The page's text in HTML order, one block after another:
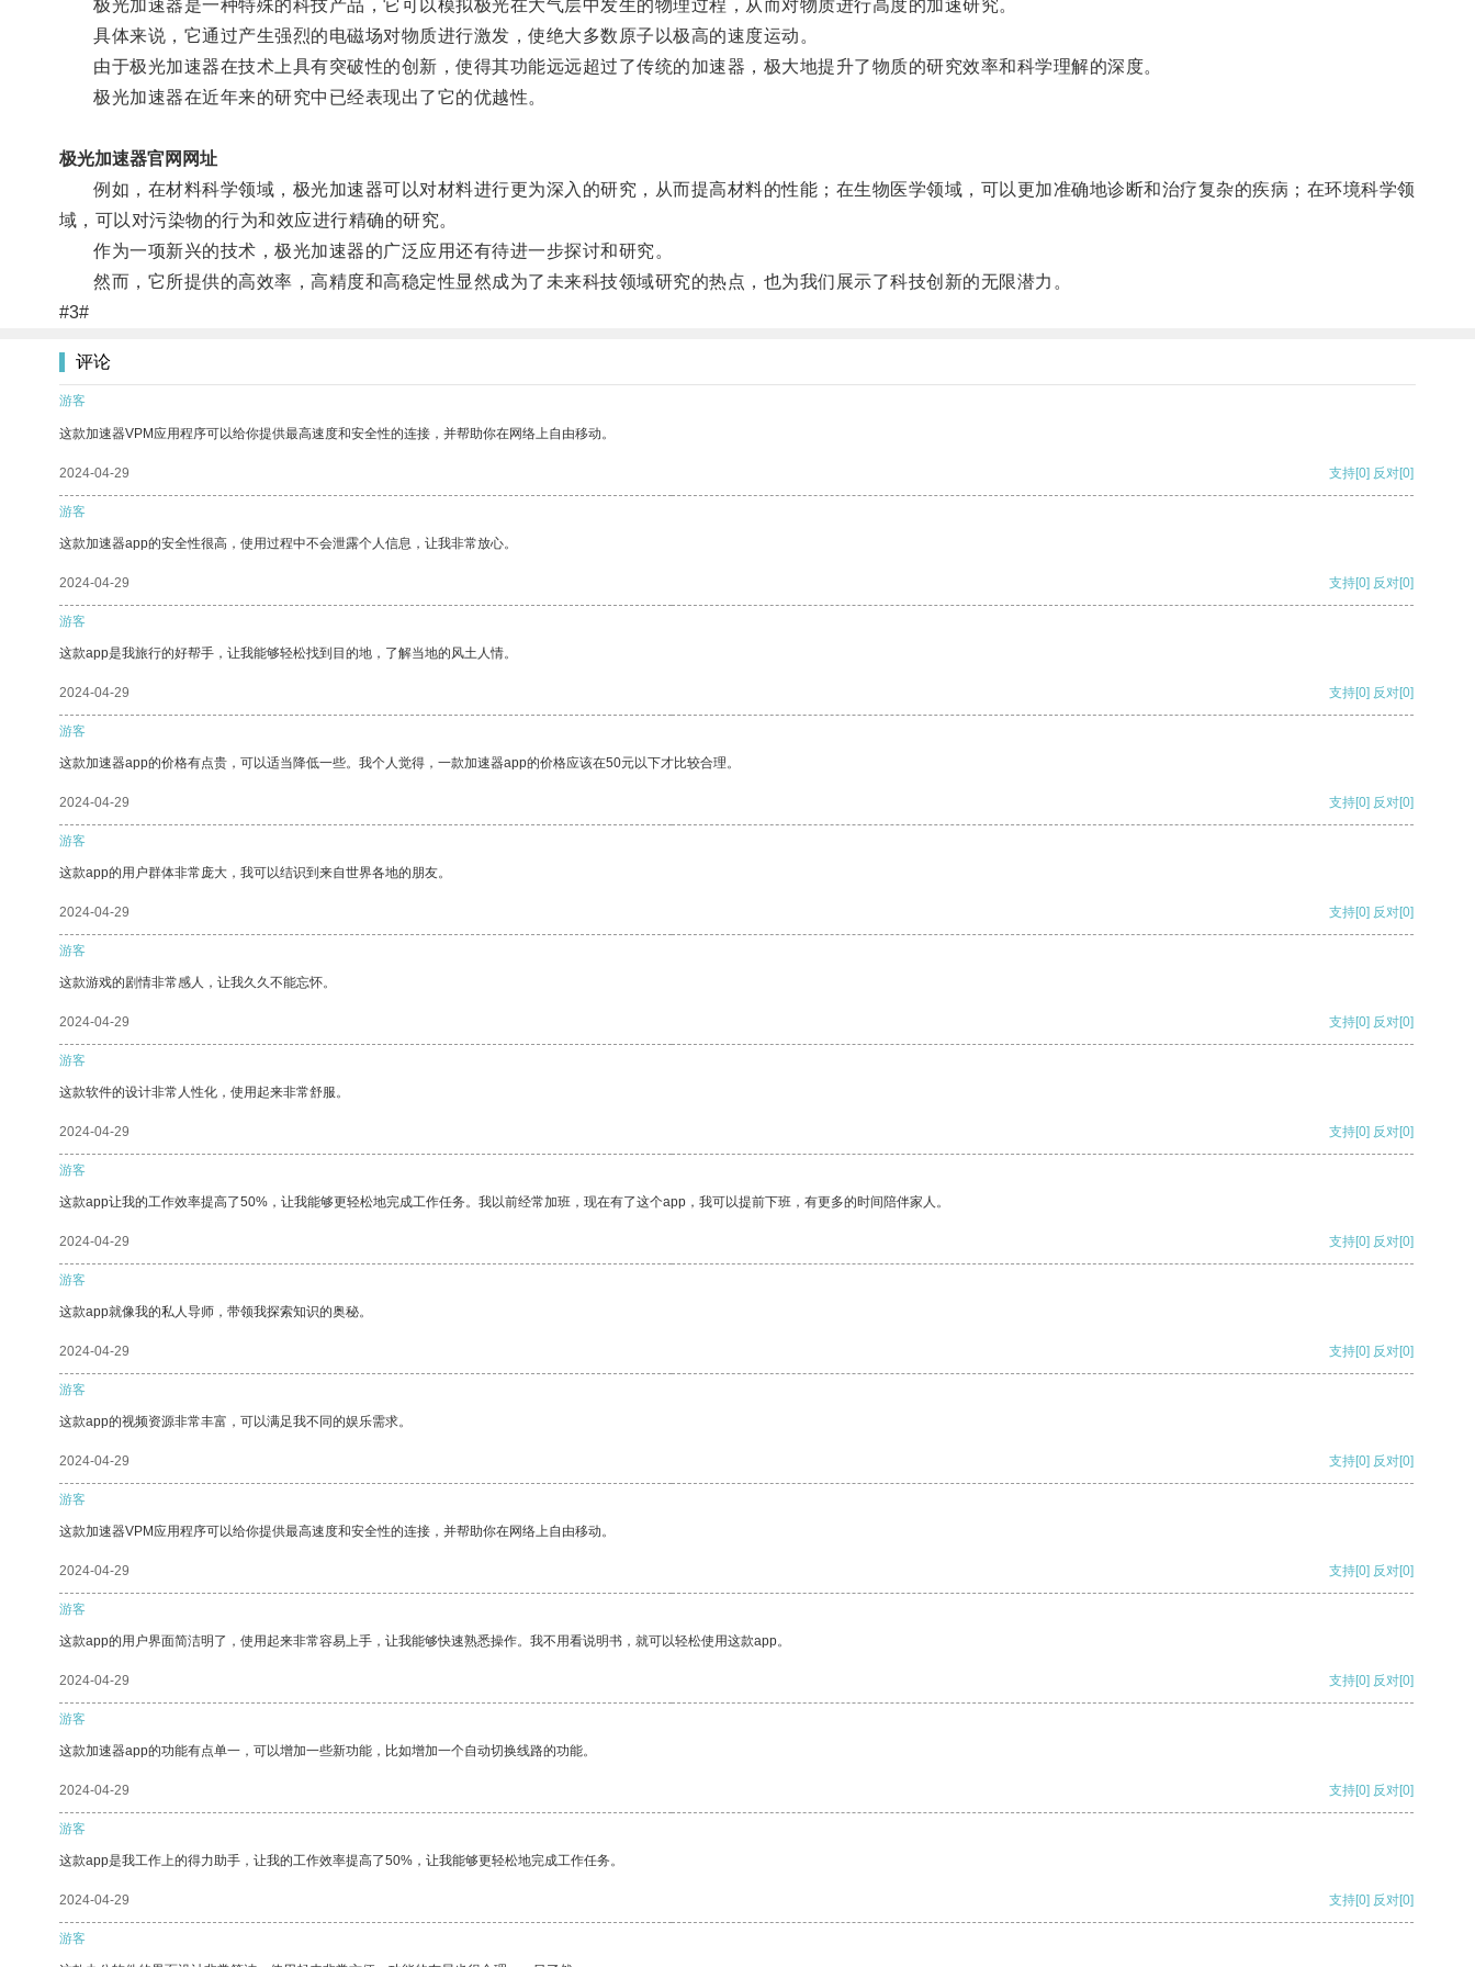
极光加速器是一种特殊的科技产品，它可以模拟极光在大气层中发生的物理过程，从而对物质进行高度的加速研究。
具体来说，它通过产生强烈的电磁场对物质进行激发，使绝大多数原子以极高的速度运动。
由于极光加速器在技术上具有突破性的创新，使得其功能远远超过了传统的加速器，极大地提升了物质的研究效率和科学理解的深度。
极光加速器在近年来的研究中已经表现出了它的优越性。
极光加速器官网网址
例如，在材料科学领域，极光加速器可以对材料进行更为深入的研究，从而提高材料的性能；在生物医学领域，可以更加准确地诊断和治疗复杂的疾病；在环境科学领
域，可以对污染物的行为和效应进行精确的研究。
作为一项新兴的技术，极光加速器的广泛应用还有待进一步探讨和研究。
然而，它所提供的高效率，高精度和高稳定性显然成为了未来科技领域研究的热点，也为我们展示了科技创新的无限潜力。
#3#
评论
游客
这款加速器VPM应用程序可以给你提供最高速度和安全性的连接，并帮助你在网络上自由移动。
2024-04-29 支持[0] 反对[0]
游客
这款加速器app的安全性很高，使用过程中不会泄露个人信息，让我非常放心。
2024-04-29 支持[0] 反对[0]
游客
这款app是我旅行的好帮手，让我能够轻松找到目的地，了解当地的风土人情。
2024-04-29 支持[0] 反对[0]
游客
这款加速器app的价格有点贵，可以适当降低一些。我个人觉得，一款加速器app的价格应该在50元以下才比较合理。
2024-04-29 支持[0] 反对[0]
游客
这款app的用户群体非常庞大，我可以结识到来自世界各地的朋友。
2024-04-29 支持[0] 反对[0]
游客
这款游戏的剧情非常感人，让我久久不能忘怀。
2024-04-29 支持[0] 反对[0]
游客
这款软件的设计非常人性化，使用起来非常舒服。
2024-04-29 支持[0] 反对[0]
游客
这款app让我的工作效率提高了50%，让我能够更轻松地完成工作任务。我以前经常加班，现在有了这个app，我可以提前下班，有更多的时间陪伴家人。
2024-04-29 支持[0] 反对[0]
游客
这款app就像我的私人导师，带领我探索知识的奥秘。
2024-04-29 支持[0] 反对[0]
游客
这款app的视频资源非常丰富，可以满足我不同的娱乐需求。
2024-04-29 支持[0] 反对[0]
游客
这款加速器VPM应用程序可以给你提供最高速度和安全性的连接，并帮助你在网络上自由移动。
2024-04-29 支持[0] 反对[0]
游客
这款app的用户界面简洁明了，使用起来非常容易上手，让我能够快速熟悉操作。我不用看说明书，就可以轻松使用这款app。
2024-04-29 支持[0] 反对[0]
游客
这款加速器app的功能有点单一，可以增加一些新功能，比如增加一个自动切换线路的功能。
2024-04-29 支持[0] 反对[0]
游客
这款app是我工作上的得力助手，让我的工作效率提高了50%，让我能够更轻松地完成工作任务。
2024-04-29 支持[0] 反对[0]
游客